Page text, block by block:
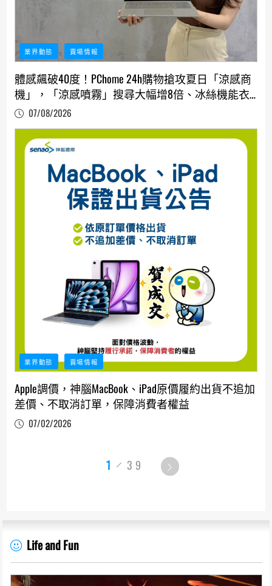
業界動態 賣場情報
體感飆破40度！PChome 24h購物搶攻夏日「涼感商
機」，「涼感噴霧」搜尋大幅增8倍、冰絲機能衣
銷量雙位數成長
07/08/2026
業界動態 賣場情報
Apple調價，神腦MacBook、iPad原價履約出貨不追加
差價、不取消訂單，保障消費者權益
07/02/2026
1 39
Life and Fun